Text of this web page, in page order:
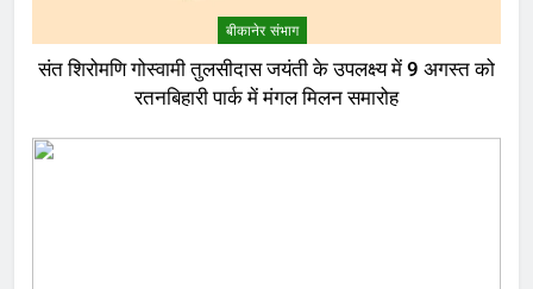
बीकानेर संभाग
संत शिरोमणि गोस्वामी तुलसीदास जयंती के उपलक्ष्य में 9 अगस्त को
रतनबिहारी पार्क में मंगल मिलन समारोह